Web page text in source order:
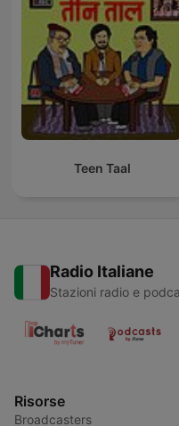
Teen Taal
Radio Italiane
Stazioni radio e
Risorse
Broadcasters